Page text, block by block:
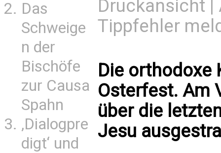
Das
Schweige
n der
Bischöfe
zur Causa
Spahn
‚Dialogpre
digt‘ und
Druckansicht |
Tippfehler
Die orthodoxe
Osterfest. Am
über die
Jesu